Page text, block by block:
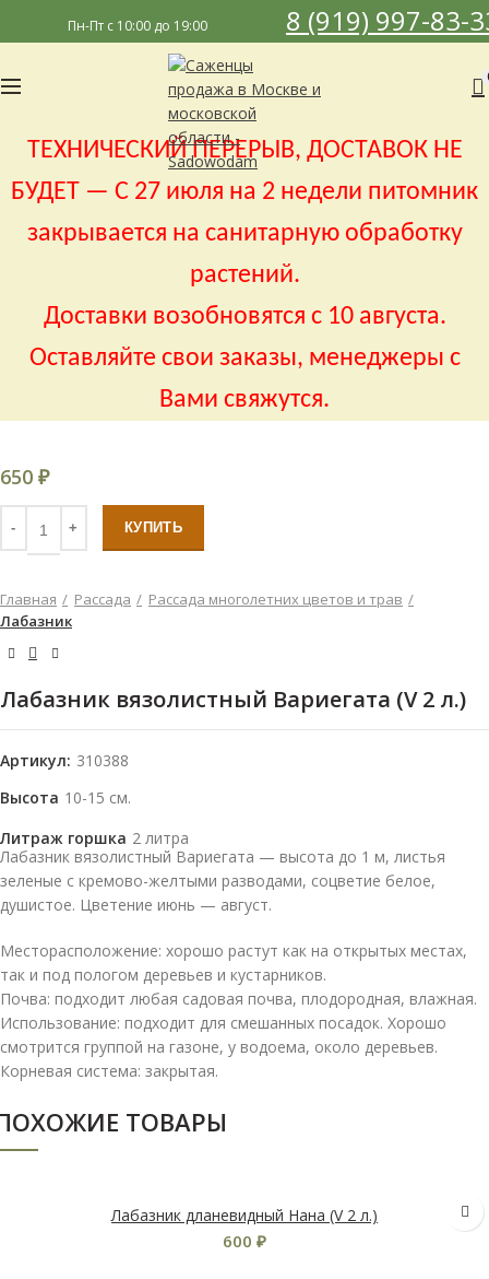
Пн-Пт с 10:00 до 19:00 8 (919) 997-83-
ТЕХНИЧЕСКИЙ ПЕРЕРЫВ, ДОСТАВОК НЕ
БУДЕТ — С 27 июля на 2 недели питомник
закрывается на санитарную обработку
растений.
Доставки возобновятся с 10 августа.
Оставляйте свои заказы, менеджеры с
Вами свяжутся.
650 ₽
КУПИТЬ
Главная Рассада
Рассада многолетних цветов и трав
Лабазник
Лабазник вязолистный Вариегата (V 2 л.)
Артикул: 310388
Высота 10-15 см.
Литраж горшка 2 литра
Лабазник вязолистный Вариегата — высота до 1 м, листья
зеленые с кремово-желтыми разводами, соцветие белое,
душистое. Цветение июнь — август.
Месторасположение: хорошо растут как на открытых местах,
так и под пологом деревьев и кустарников.
Почва: подходит любая садовая почва, плодородная, влажная.
Использование: подходит для смешанных посадок. Хорошо
смотрится группой на газоне, у водоема, около деревьев.
Корневая система: закрытая.
ТОВАРЫ
Лабазник дланевидный Нана (V 2 л.)
600 ₽